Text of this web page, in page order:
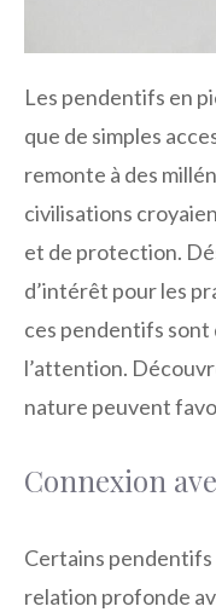
Les pendentifs en
que de simples
remonte à des
civilisations
et de protection.
d’intérêt pour les
ces pendentifs sont
l’attention.
nature peuvent
Connexion
Certains
relation profonde